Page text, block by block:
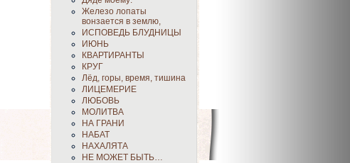
Железо лопаты
вонзается в землю,
ИСПОВЕДЬ БЛУДНИЦЫ
ИЮНЬ
КВАРТИРАНТЫ
КРУГ
Лёд, горы, время, тишина
ЛИЦЕМЕРИЕ
ЛЮБОВЬ
МОЛИТВА
НА ГРАНИ
НАБАТ
НАХАЛЯТА
НЕ МОЖЕТ БЫТЬ…